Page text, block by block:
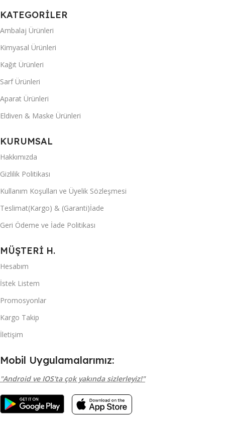
KATEGORİLER
Ambalaj Ürünleri
Kimyasal Ürünleri
Kağıt Ürünleri
Sarf Ürünleri
Aparat Ürünleri
Eldiven & Maske Ürünleri
KURUMSAL
Hakkımızda
Gizlilik Politikası
Kullanım Koşulları ve Üyelik Sözleşmesi
Teslimat(Kargo) & (Garanti)İade
Geri Ödeme ve İade Politikası
MÜŞTERİ H.
Hesabım
İstek Listem
Promosyonlar
Kargo Takip
İletişim
Mobil Uygulamalarımız:
"Android ve IOS'ta çok yakında sizlerleyiz!"